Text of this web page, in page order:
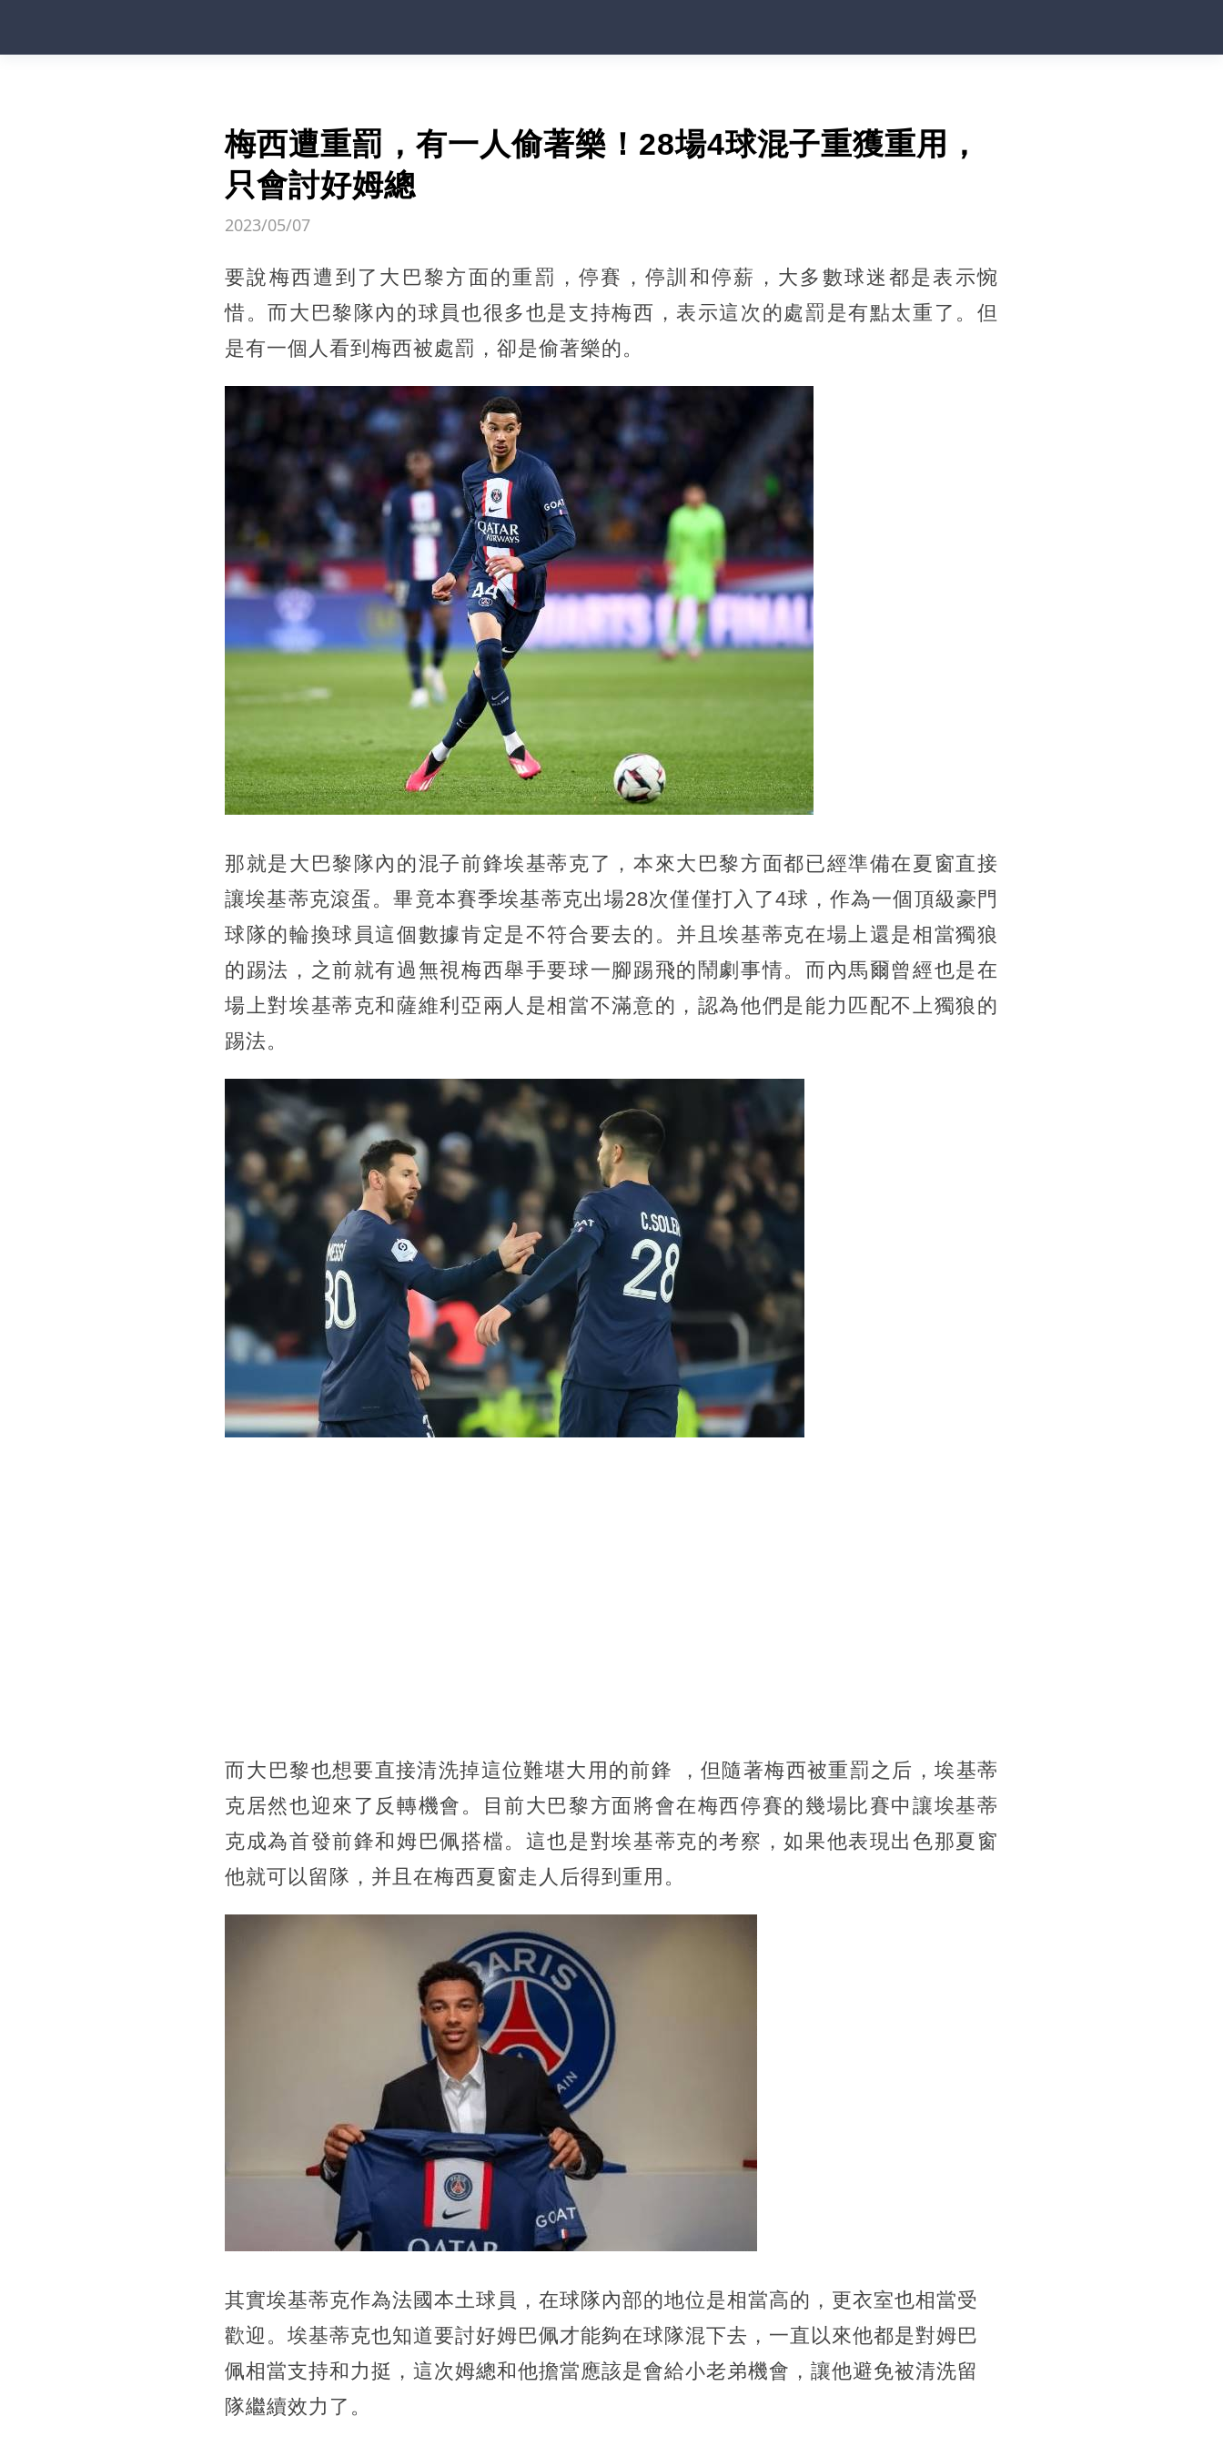
梅西遭重罰，有一人偷著樂！28場4球混子重獲重用，
只會討好姆總
2023/05/07
要說梅西遭到了大巴黎方面的重罰，停賽，停訓和停薪，大多數球迷都是表示惋
惜。而大巴黎隊內的球員也很多也是支持梅西，表示這次的處罰是有點太重了。但
是有一個人看到梅西被處罰，卻是偷著樂的。
那就是大巴黎隊內的混子前鋒埃基蒂克了，本來大巴黎方面都已經準備在夏窗直接
讓埃基蒂克滾蛋。畢竟本賽季埃基蒂克出場28次僅僅打入了4球，作為一個頂級豪門
球隊的輪換球員這個數據肯定是不符合要去的。并且埃基蒂克在場上還是相當獨狼
的踢法，之前就有過無視梅西舉手要球一腳踢飛的鬧劇事情。而內馬爾曾經也是在
場上對埃基蒂克和薩維利亞兩人是相當不滿意的，認為他們是能力匹配不上獨狼的
踢法。
而大巴黎也想要直接清洗掉這位難堪大用的前鋒 ，但隨著梅西被重罰之后，埃基蒂
克居然也迎來了反轉機會。目前大巴黎方面將會在梅西停賽的幾場比賽中讓埃基蒂
克成為首發前鋒和姆巴佩搭檔。這也是對埃基蒂克的考察，如果他表現出色那夏窗
他就可以留隊，并且在梅西夏窗走人后得到重用。
其實埃基蒂克作為法國本土球員，在球隊內部的地位是相當高的，更衣室也相當受
歡迎。埃基蒂克也知道要討好姆巴佩才能夠在球隊混下去，一直以來他都是對姆巴
佩相當支持和力挺，這次姆總和他擔當應該是會給小老弟機會，讓他避免被清洗留
隊繼續效力了。